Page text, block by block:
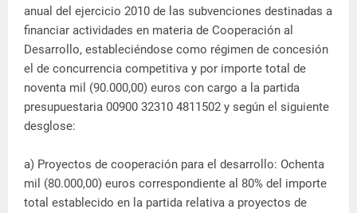
anual del ejercicio 2010 de las subvenciones destinadas a
financiar actividades en materia de Cooperación al
Desarrollo, estableciéndose como régimen de concesión
el de concurrencia competitiva y por importe total de
noventa mil (90.000,00) euros con cargo a la partida
presupuestaria 00900 32310 4811502 y según el siguiente
desglose:
a) Proyectos de cooperación para el desarrollo: Ochenta
mil (80.000,00) euros correspondiente al 80% del importe
total establecido en la partida relativa a proyectos de